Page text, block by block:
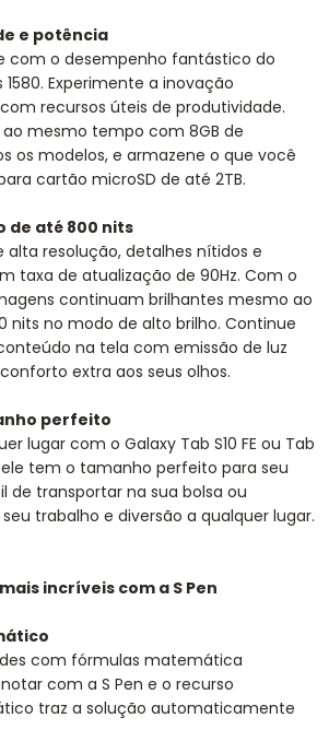
e potência
com o desempenho fantástico do
1580. Experimente a inovação
recursos úteis de produtividade.
mesmo tempo com 8GB de
os modelos, e armazene o que você
cartão microSD de até 2TB.
de até 800 nits
alta resolução, detalhes nítidos e
taxa de atualização de 90Hz. Com o
continuam brilhantes mesmo ao
nits no modo de alto brilho. Continue
na tela com emissão de luz
extra aos seus olhos.
perfeito
lugar com o Galaxy Tab S10 FE ou Tab
ele tem o tamanho perfeito para seu
de transportar na sua bolsa ou
trabalho e diversão a qualquer lugar.
incríveis com a S Pen
com fórmulas matemática
com a S Pen e o recurso
traz a solução automaticamente